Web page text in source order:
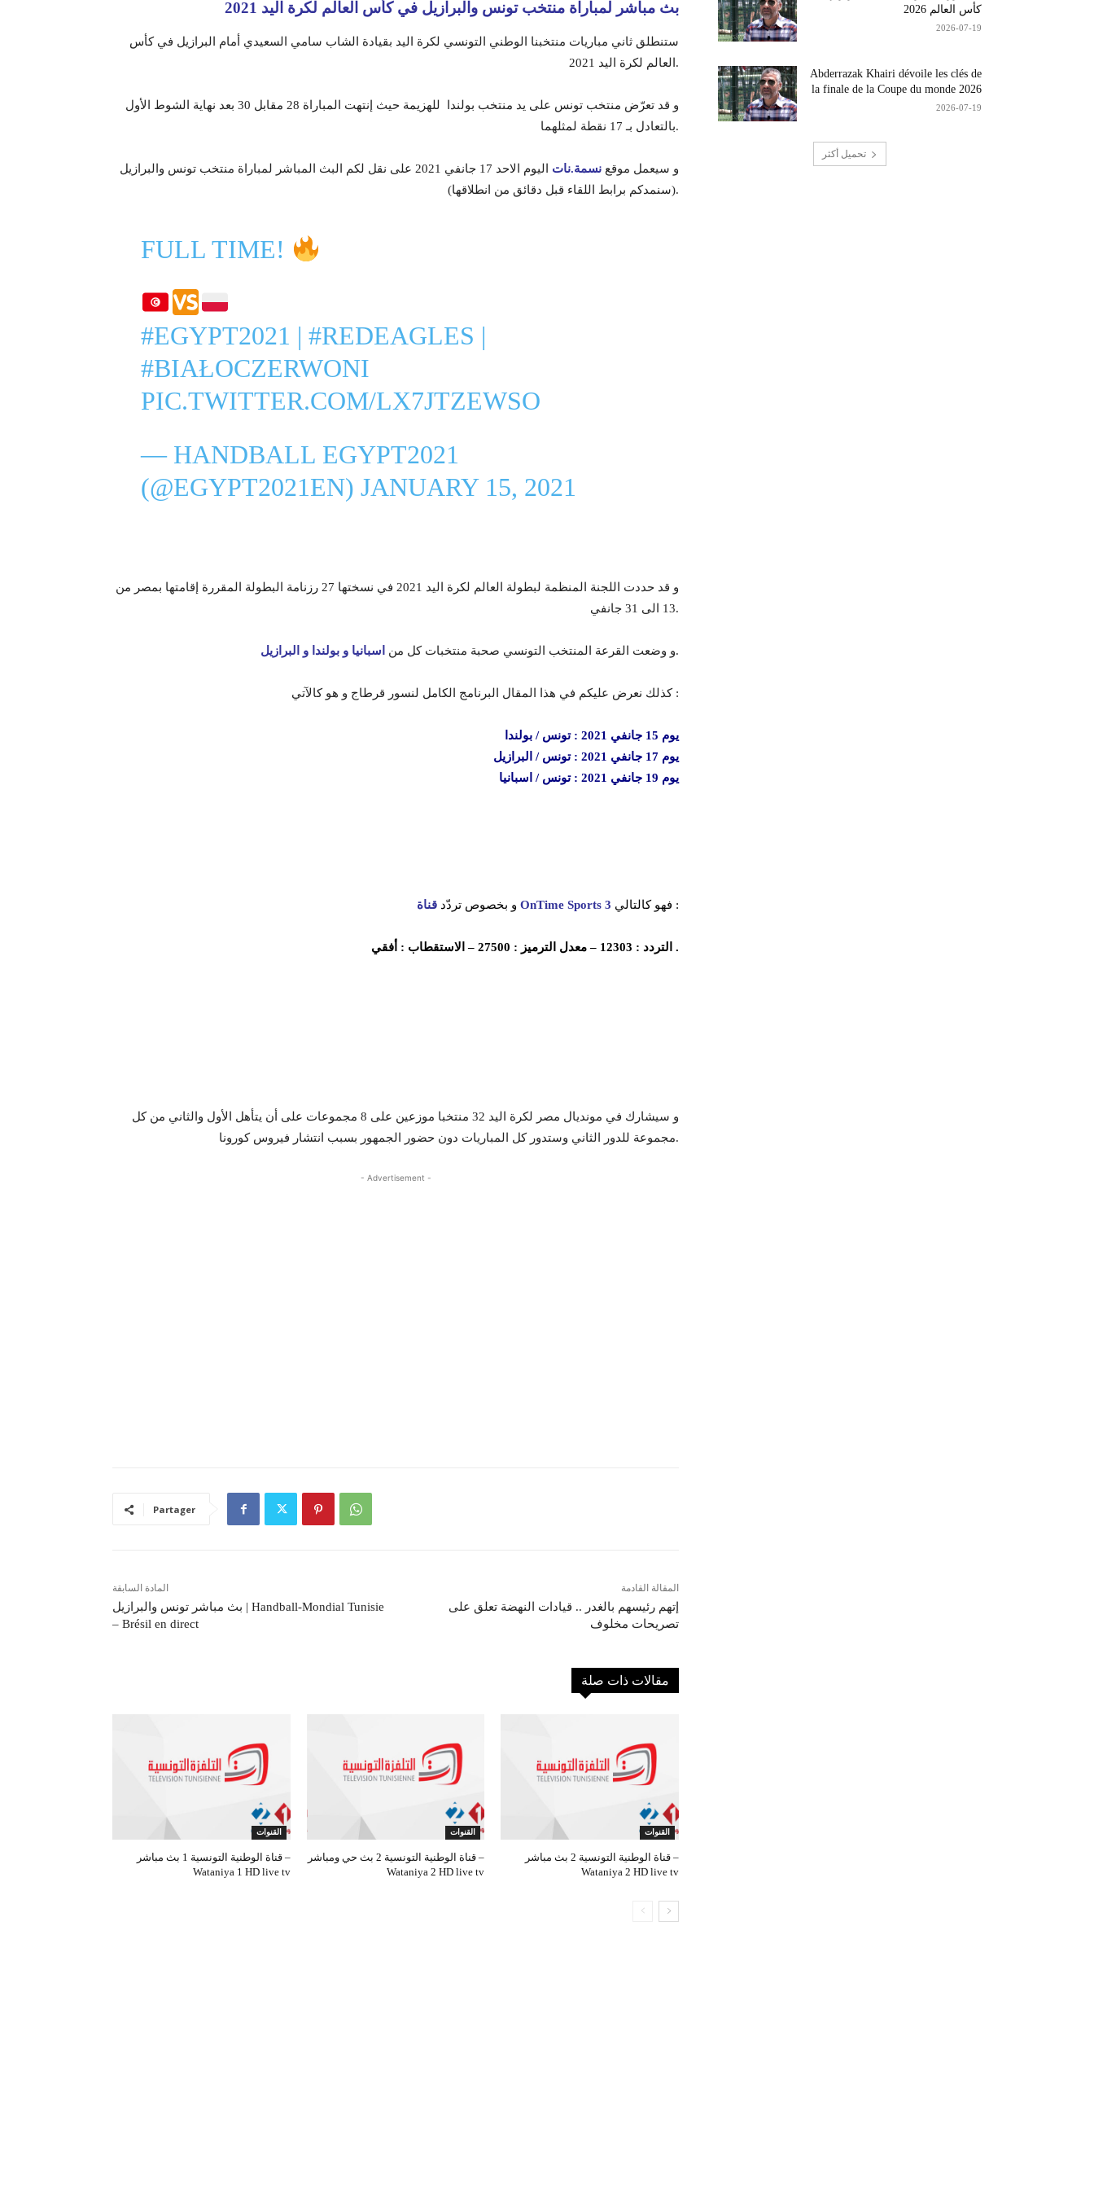
بث مباشر لمباراة منتخب تونس والبرازيل في كأس العالم لكرة اليد 2021
ستنطلق ثاني مباريات منتخبنا الوطني التونسي لكرة اليد بقيادة الشاب سامي السعيدي أمام البرازيل في كأس
العالم لكرة اليد 2021.
و قد تعرّض منتخب تونس على يد منتخب بولندا للهزيمة حيث إنتهت المباراة 28 مقابل 30 بعد نهاية الشوط الأول
بالتعادل بـ 17 نقطة لمثلهما.
و سيعمل موقع نسمة.نات
اليوم الاحد 17 جانفي 2021 على نقل لكم البث المباشر لمباراة منتخب تونس والبرازيل
(سنمدكم برابط اللقاء قبل دقائق من انطلاقها).
FULL TIME!
#EGYPT2021 | #REDEAGLES |
#BIAŁOCZERWONI
PIC.TWITTER.COM/LX7JTZEWSO
— HANDBALL EGYPT2021
(@EGYPT2021EN) JANUARY 15, 2021
و قد حددت اللجنة المنظمة لبطولة العالم لكرة اليد 2021 في نسختها 27 رزنامة البطولة المقررة إقامتها بمصر من
13 الى 31 جانفي.
و وضعت القرعة المنتخب التونسي صحبة منتخبات كل من اسبانيا و بولندا و البرازيل .
كذلك نعرض عليكم في هذا المقال البرنامج الكامل لنسور قرطاج و هو كالآتي :
يوم 15 جانفي 2021 : تونس / بولندا
يوم 17 جانفي 2021 : تونس / البرازيل
يوم 19 جانفي 2021 : تونس / اسبانيا
و بخصوص تردّد قناة OnTime Sports 3 فهو كالتالي :
التردد : 12303 – معدل الترميز : 27500 – الاستقطاب : أفقي .
و سيشارك في مونديال مصر لكرة اليد 32 منتخبا موزعين على 8 مجموعات على أن يتأهل الأول والثاني من كل
مجموعة للدور الثاني وستدور كل المباريات دون حضور الجمهور بسبب انتشار فيروس كورونا.
- Advertisement -
Partager
المادة السابقة
بث مباشر تونس والبرازيل | Handball-Mondial Tunisie
– Brésil en direct
المقالة القادمة
إتهم رئيسهم بالغدر .. قيادات النهضة تعلق على
تصريحات مخلوف
مقالات ذات صلة
القنوات
قناة الوطنية التونسية 1 بث مباشر –
Wataniya 1 HD live tv
القنوات
قناة الوطنية التونسية 2 بث حي ومباشر –
Wataniya 2 HD live tv
القنوات
قناة الوطنية التونسية 2 بث مباشر –
Wataniya 2 HD live tv
كأس العالم 2026
2026-07-19
Abderrazak Khairi dévoile les clés de
la finale de la Coupe du monde 2026
2026-07-19
تحميل أكثر